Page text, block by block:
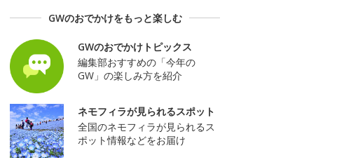
GWのおでかけをもっと楽しむ
GWのおでかけトピックス
編集部おすすめの「今年の
GW」の楽しみ方を紹介
ネモフィラが見られるスポット
全国のネモフィラが見られるス
ポット情報などをお届け